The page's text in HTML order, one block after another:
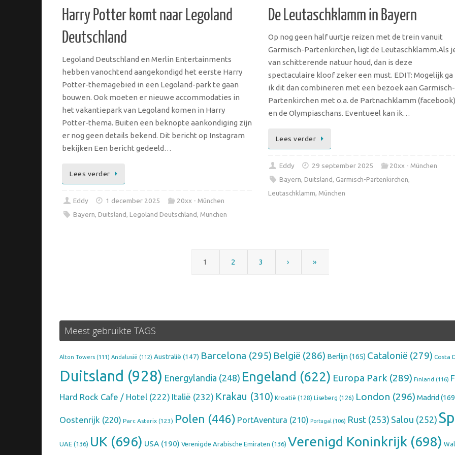
Harry Potter komt naar Legoland
Deutschland
Legoland Deutschland en Merlin Entertainments
hebben vanochtend aangekondigd het eerste Harry
Potter-themagebied in een Legoland-park te gaan
bouwen. Ook moeten er nieuwe accommodaties in
het vakantiepark van Legoland komen in Harry
Potter-thema. Buiten een beknopte aankondiging zijn
er nog geen details bekend. Dit bericht op Instagram
bekijken Een bericht gedeeld…
Lees verder
Eddy 1 december 2025
20xx - München
Bayern,Duitsland,Legoland Deutschland,München
De Leutaschklamm in Bayern
Op nog geen half uurtje reizen met de trein vanuit
Garmisch-Partenkirchen, ligt de Leutaschklamm.Als
van schitterende natuur houd, dan is deze
spectaculaire kloof zeker een must. EDIT: Mogelijk ga
ik dit dan combineren met een bezoek aan Garmisch-
Partenkirchen met o.a. de Partnachklamm (facebook)
en de Olympiaschans. Eventueel kan ik…
Lees verder
Eddy 29 september 2025
20xx - München
Bayern, Duitsland, Garmisch-Partenkirchen,
Leutaschklamm, München
1 2 3 › »
Meest gebruikte TAGS
Alton Towers (111) Andalusië (112) Australië (147) Barcelona (295) België (286) Berlijn(165) Catalonië (279) Costa
Duitsland (928) Energylandia (248) Engeland (622) Europa Park (289) Finland (116)
Hard Rock Cafe / Hotel (222) Italië (232) Krakau (310) Kroatië (128) Liseberg (126) London (296) Madrid
Oostenrijk (220) Parc Asterix (123) Polen (446) PortAventura (210) Portugal (106) Rust (253) Salou (252)
UAE (136) UK (696) USA (190) Verenigde Arabische Emiraten (136) Verenigd Koninkrijk (698)